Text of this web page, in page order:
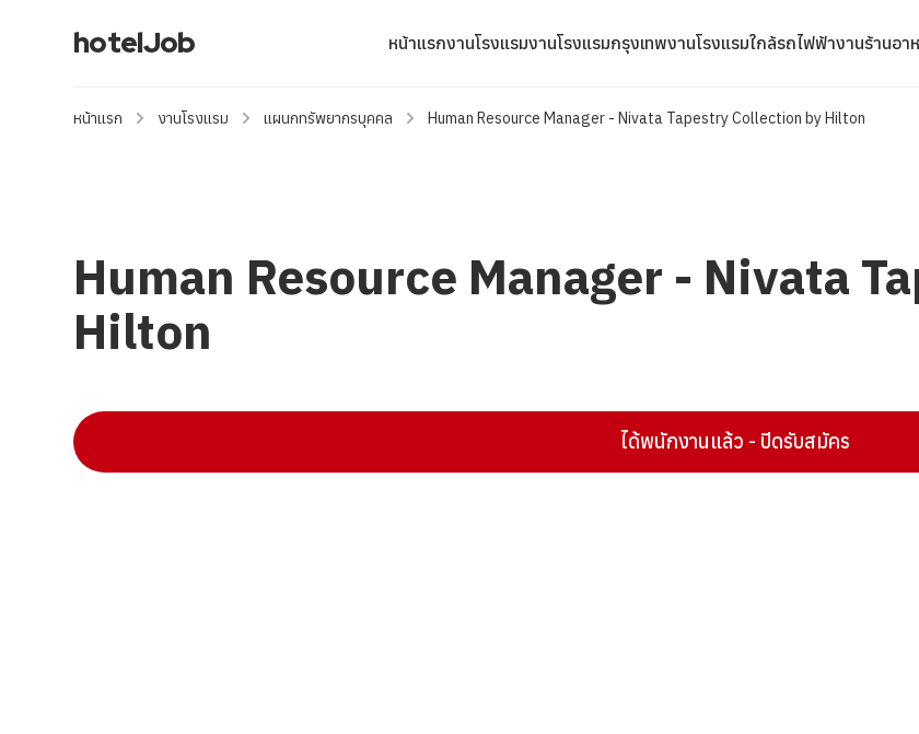
hotelJob หน้าแรกงานโรงแรมงานโรงแรมกรุงเทพงานโรงแรมใกล้รถไฟฟ้างานร้านอา
หน้าแรก งานโรงแรม แผนกทรัพยากรบุคคล Human Resource Manager - Nivata Tapestry Collection by Hilton
Human Resource Manager - Nivata
Hilton
ได้พนักงานแล้ว - ปิดรับสมัคร